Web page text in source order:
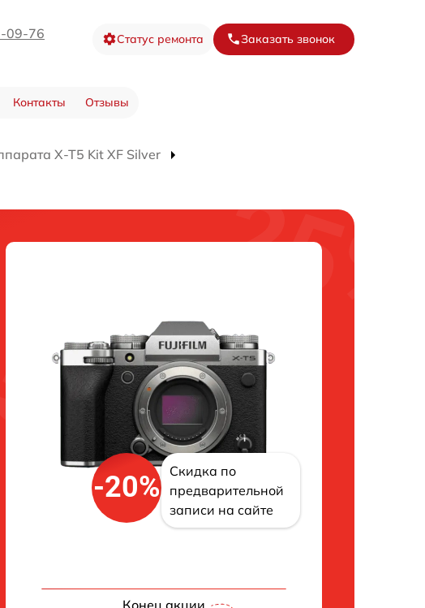
09-76 Статус ремонта Заказать звонок
Контакты Отзывы
X-T5 Kit XF Silver
-20%
Скидка по
предварительной
записи на сайте
Конец акции